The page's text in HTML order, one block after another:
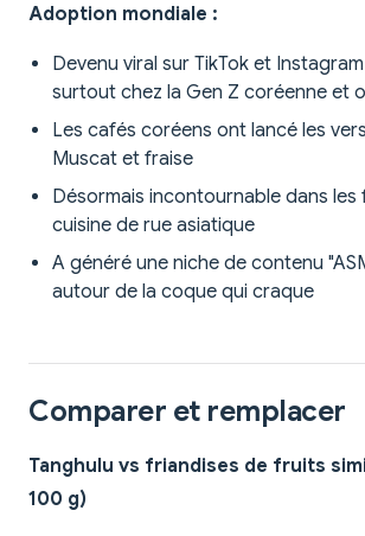
Adoption mondiale :
Devenu viral sur TikTok et
surtout chez la Gen Z coréenne et
Les cafés coréens ont lancé les
Muscat et fraise
Désormais incontournable dans les
cuisine de rue asiatique
A généré une niche de contenu
autour de la coque qui craque
Comparer et remplacer
Tanghulu vs friandises de fruits
100 g)